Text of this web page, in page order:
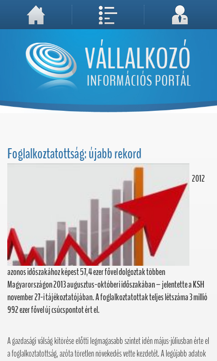
A weboldal használatával Ön elfogadja, hogy Cookie-kat (sütiket) tároljunk számítógépén. A sütik a weboldal megfelelő működéséhez
Megértettem, folytatás...
Foglalkoztatottság: újabb rekord
2012
azonos időszakához képest 57,4 ezer fővel dolgoztak többen
Magyarországon 2013 augusztus-októberi időszakában – jelentette a KSH
november 27-i tájékoztatójában. A foglalkoztatottak teljes létszáma 3 millió
992 ezer fővel új csúcspontot ért el.
A gazdasági válság kitörése előtti legmagasabb szintet idén május-júliusban érte el
a foglalkoztatottság, azóta töretlen növekedés vette kezdetét. A legújabb adatok